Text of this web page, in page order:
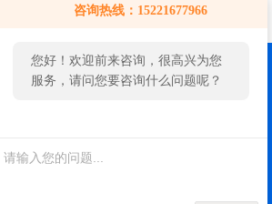
咨询热线：15221677966
服务，请问您要咨询什么问题呢？
您好，看您停留很久了，是否找到
了需求产品，您可以直接在线与我
在线留言 联系我们